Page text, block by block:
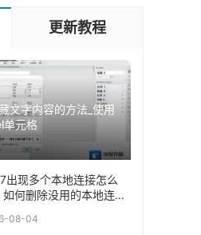
更新教程
文字内容的方法_使用
单元格
出现多个本地连接怎么
如何删除没用的本地连
08-04